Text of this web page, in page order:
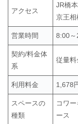
アクセス
JR橋
京王
営業時間 8:00
契約/料金体
系
従量料
利用料金 1,678
スペースの
種類
コワ
ース